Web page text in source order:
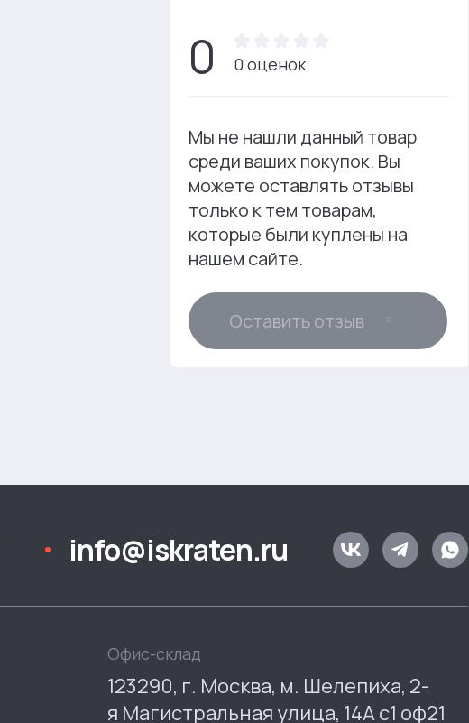
0 0 оценок
Мы не нашли данный товар
среди ваших покупок. Вы
можете оставлять отзывы
только к тем товарам,
которые были куплены на
нашем сайте.
Оставить отзыв
info@iskraten.ru
Офис-склад
123290, г. Москва, м. Шелепиха, 2-
я Магистральная улица, 14А с1 оф21